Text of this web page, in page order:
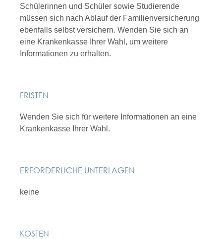
Schülerinnen und Schüler sowie Studierende
müssen sich nach Ablauf der Familienversicherung
ebenfalls selbst versichern. Wenden Sie sich an
eine Krankenkasse Ihrer Wahl, um weitere
Informationen zu erhalten.
FRISTEN
Wenden Sie sich für weitere Informationen an eine
Krankenkasse Ihrer Wahl.
ERFORDERLICHE UNTERLAGEN
keine
KOSTEN